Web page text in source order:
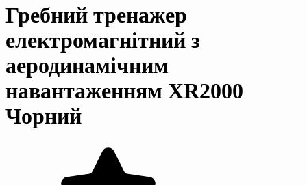
Гребний тренажер
електромагнітний з
аеродинамічним
навантаженням XR2000
Чорний